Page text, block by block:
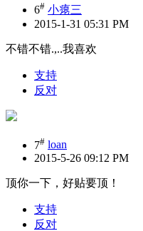
6# 小瘪三
2015-1-31 05:31 PM
不错不错.,..我喜欢
支持
反对
7# loan
2015-5-26 09:12 PM
顶你一下，好贴要顶！
支持
反对